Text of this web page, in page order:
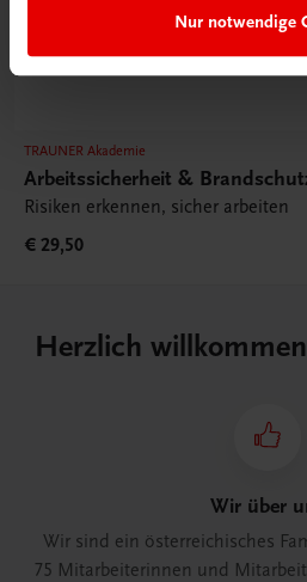
Nur notwendige
TRAUNER Akademie
Arbeitssicherheit &
Risiken erkennen, sicher arbeiten
€ 29,50
Herzlich
Wir über
Wir sind ein österreichisches
75 Mitarbeiterinnen und